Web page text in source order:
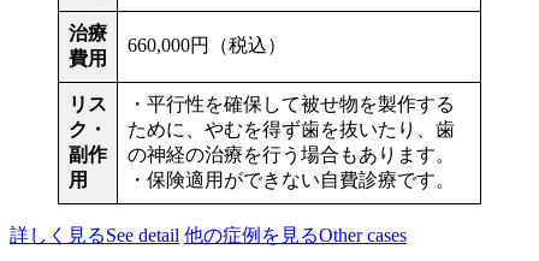
治療
費用
660,000円（税込）
リス
ク・
副作
用
・平行性を確保して被せ物を製作する
ために、やむを得ず歯を抜いたり、歯
の神経の治療を行う場合もあります。
・保険適用ができない自費診療です。
詳しく見るSee detail 他の症例を見るOther cases